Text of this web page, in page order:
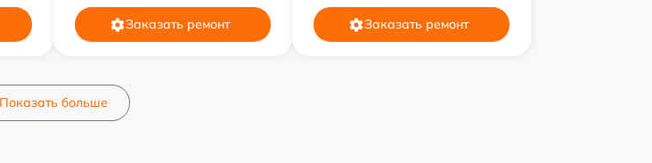
Заказать ремонт Заказать ремонт
Показать больше